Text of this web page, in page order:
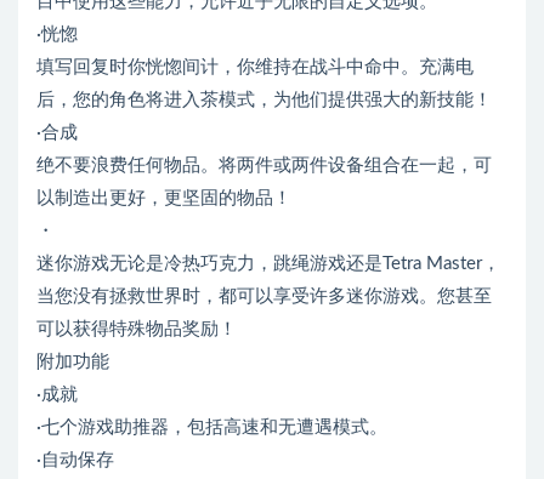
·恍惚
填写回复时你恍惚间计，你维持在战斗中命中。充满电
后，您的角色将进入茶模式，为他们提供强大的新技能！
·合成
绝不要浪费任何物品。将两件或两件设备组合在一起，可
以制造出更好，更坚固的物品！
・
迷你游戏无论是冷热巧克力，跳绳游戏还是Tetra Master，
当您没有拯救世界时，都可以享受许多迷你游戏。您甚至
可以获得特殊物品奖励！
附加功能
·成就
·七个游戏助推器，包括高速和无遭遇模式。
·自动保存